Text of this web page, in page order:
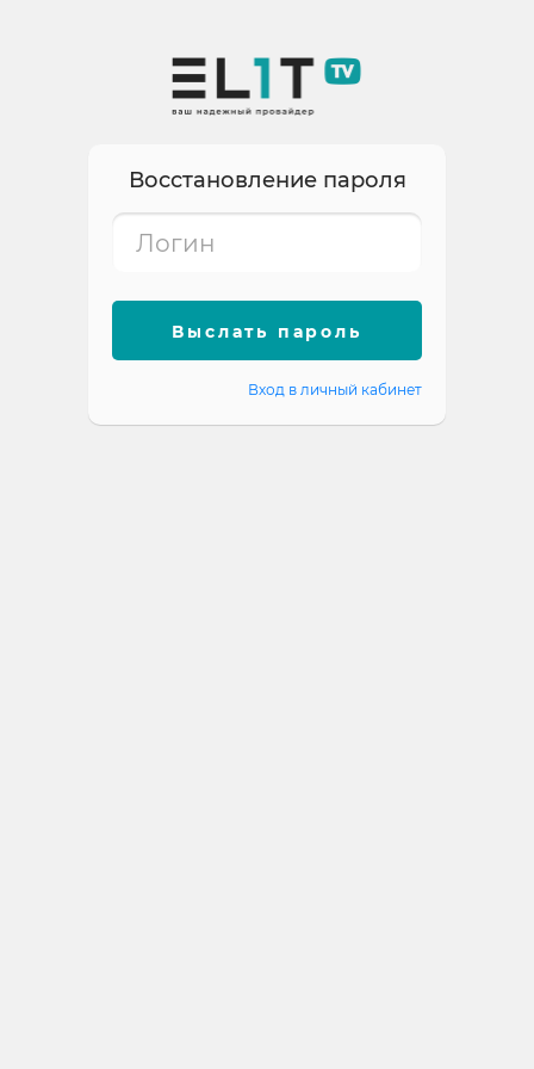
Восстановление пароля
Выслать пароль
Вход в личный кабинет